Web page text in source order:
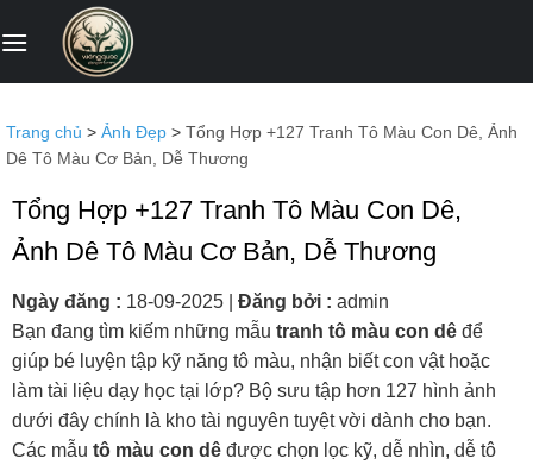
qua
Trang chủ > Ảnh Đẹp > Tổng Hợp +127 Tranh Tô Màu Con Dê, Ảnh
Dê Tô Màu Cơ Bản, Dễ Thương
Tổng Hợp +127 Tranh Tô Màu Con Dê,
Ảnh Dê Tô Màu Cơ Bản, Dễ Thương
Ngày đăng : 18-09-2025 Đăng bởi : admin
Bạn đang tìm kiếm những mẫu tranh tô màu con dê để
giúp bé luyện tập kỹ năng tô màu, nhận biết con vật hoặc
làm tài liệu dạy học tại lớp? Bộ sưu tập hơn 127 hình ảnh
dưới đây chính là kho tài nguyên tuyệt vời dành cho bạn.
Các mẫu tô màu con dê được chọn lọc kỹ, dễ nhìn, dễ tô